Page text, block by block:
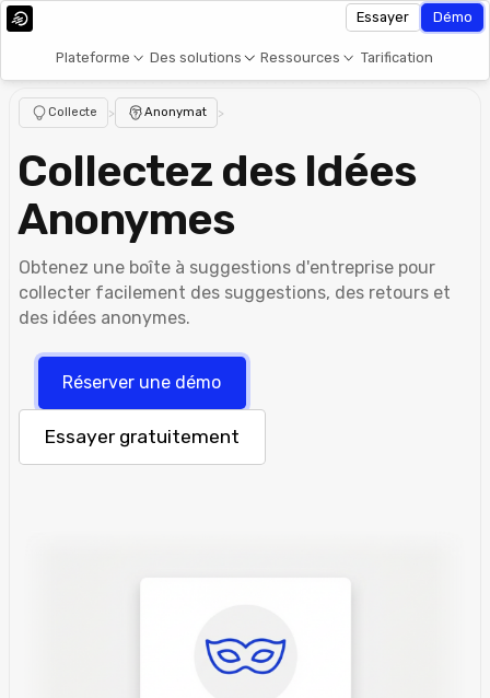
Plateforme Des solutions Ressources Tarification
Essayer Démo
Collecte > Anonymat >
Collectez des Idées
Anonymes
Obtenez une boîte à suggestions d'entreprise pour
collecter facilement des suggestions, des retours et
des idées anonymes.
Réserver une démo
Essayer gratuitement